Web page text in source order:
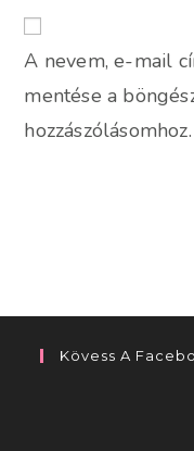
URL
(optional)
A nevem, e-mail
mentése a
hozzászólásomhoz.
Kövess A